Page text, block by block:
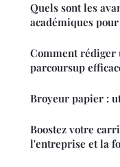
Quels sont les
académiques
Comment rédiger
parcoursup
Broyeur papier :
Boostez votre
l'entreprise et la